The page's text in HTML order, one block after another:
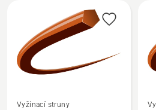
Zobrazit
Vyžínací struny